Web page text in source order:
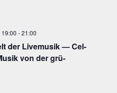
der Live­mu­sik — Cel­
von der grü­
-21:00